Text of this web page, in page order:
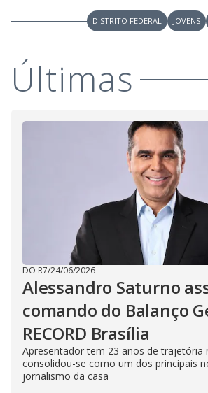
V
i
d
e
o
d DISTRITO FEDERAL JOVENS
Últimas
DO R7/24/06/2026
Alessandro Saturno
comando do Balanço
RECORD Brasília
Apresentador tem 23 anos de trajetória
consolidou-se como um dos principais
jornalismo da casa